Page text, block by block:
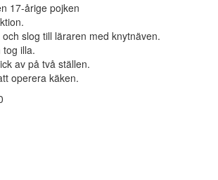
17-årige pojken
slog till läraren med knytnäven.
illa.
av på två ställen.
operera käken.